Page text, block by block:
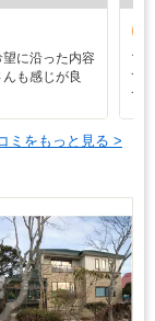
に沿った内容
も感じが良
マ
て
て
ミをもっと見る >